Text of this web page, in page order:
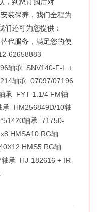
，到您订购后对
装保养，我们全程为
们还可为您提供：
代服务，满足您的使
62658883
轴承 SNV140-F-L +
轴承 07097/07196
承 FYT 1.1/4 FM轴
承 HM256849D/10轴
*51420轴承 71750-
HMSA10 RG轴
HMS5 RG轴
承 HJ-182616 + IR-